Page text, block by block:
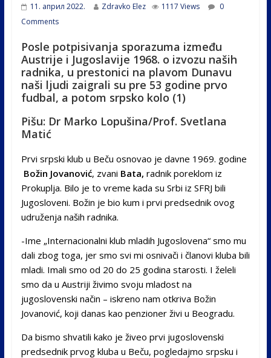
11. април 2022. Zdravko Elez 1117 Views
0
Comments
Posle potpisivanja sporazuma između
Austrije i Jugoslavije 1968. o izvozu naših
radnika, u prestonici na plavom Dunavu
naši ljudi zaigrali su pre 53 godine prvo
fudbal, a potom srpsko kolo (1)
Pišu: Dr Marko Lopušina/Prof. Svetlana
Matić
Prvi srpski klub u Beču osnovao je davne 1969. godine
Božin Jovanović, zvani Bata, radnik poreklom iz
Prokuplja. Bilo je to vreme kada su Srbi iz SFRJ bili
Jugosloveni. Božin je bio kum i prvi predsednik ovog
udruženja naših radnika.
-Ime „Internacionalni klub mladih Jugoslovena“ smo mu
dali zbog toga, jer smo svi mi osnivači i članovi kluba bili
mladi. Imali smo od 20 do 25 godina starosti. I želeli
smo da u Austriji živimo svoju mladost na
jugoslovenski način – iskreno nam otkriva Božin
Jovanović, koji danas kao penzioner živi u Beogradu.
Da bismo shvatili kako je živeo prvi jugoslovenski
predsednik prvog kluba u Beču, pogledajmo srpsku i